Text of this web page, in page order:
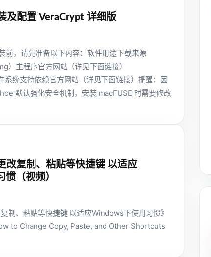
及配置 VeraCrypt 详细版
前，请先准备以下内容：软件用途下载来源
）主程序官方网站（详见下面链接）
系统支持依赖官方网站（详见下面链接）提醒：因
默认强化安全机制，安装 macFUSE 时需要修改
改复制、粘贴等快捷键 以适应
（视频）
制、粘贴等快捷键 以适应Windows下使用习惯》
to Change Copy, Paste, and Other Shortcuts